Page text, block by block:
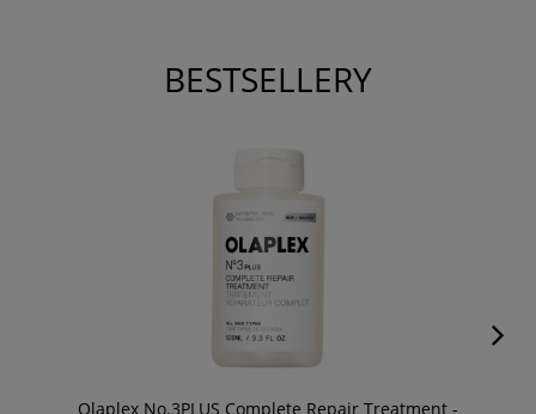
BESTSELLERY
Olaplex No.3PLUS Complete Repair Treatment -